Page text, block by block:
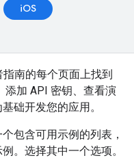
iOS
南的每个页面上找到
添加 API 密钥、查看演
础开发您的应用。
包含可用示例的列表，
。选择其中一个选项。